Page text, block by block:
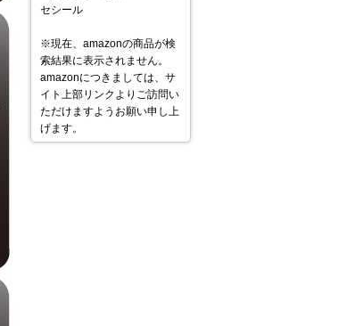
セシール
※現在、amazonの商品が検
索結果に表示されません。
amazonにつきましては、サ
イト上部リンクよりご訪問い
ただけますようお願い申し上
げます。